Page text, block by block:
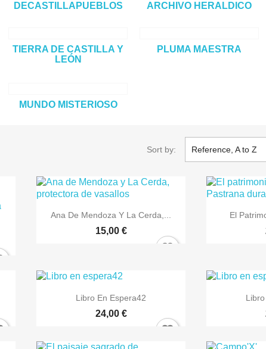
DECASTILLAPUEBLOS ARCHIVO HERALDICO
TIERRA DE CASTILLA Y
LEÓN
PLUMA MAESTRA
MUNDO MISTERIOSO
Sort by: Reference, A to Z
 Bista azkarra
Ana De Mendoza Y La Cerda,...
15,00 €

El
 Bista azkarra
Libro En Espera42
24,00 €

products in your wish list.